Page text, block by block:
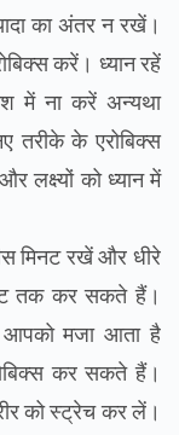
का अंतर न रखें।
करें। ध्यान रहें
में ना करें अन्यथा
तरीके के एरोबिक्स
लक्ष्यों को ध्यान में
मिनट रखें और धीरे
तक कर सकते हैं।
मजा आता है
कर सकते हैं।
को स्ट्रेच कर लें।